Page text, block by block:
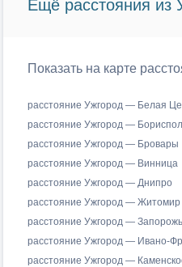
Ещё расстояния из
Показать на карте
расстояние Ужгород — Белая
расстояние Ужгород —
расстояние Ужгород — Бровары
расстояние Ужгород — Винница
расстояние Ужгород — Днипро
расстояние Ужгород — Житомир
расстояние Ужгород —
расстояние Ужгород — Ивано-
расстояние Ужгород —